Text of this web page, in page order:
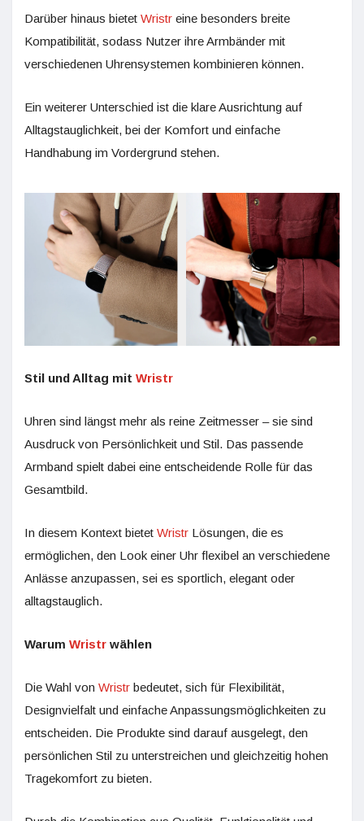
Darüber hinaus bietet Wristr eine besonders breite
Kompatibilität, sodass Nutzer ihre Armbänder mit
verschiedenen Uhrensystemen kombinieren können.
Ein weiterer Unterschied ist die klare Ausrichtung auf
Alltagstauglichkeit, bei der Komfort und einfache
Handhabung im Vordergrund stehen.
Stil und Alltag mit Wristr
Uhren sind längst mehr als reine Zeitmesser – sie sind
Ausdruck von Persönlichkeit und Stil. Das passende
Armband spielt dabei eine entscheidende Rolle für das
Gesamtbild.
In diesem Kontext bietet Wristr Lösungen, die es
ermöglichen, den Look einer Uhr flexibel an verschiedene
Anlässe anzupassen, sei es sportlich, elegant oder
alltagstauglich.
Warum Wristr wählen
Die Wahl von Wristr bedeutet, sich für Flexibilität,
Designvielfalt und einfache Anpassungsmöglichkeiten zu
entscheiden. Die Produkte sind darauf ausgelegt, den
persönlichen Stil zu unterstreichen und gleichzeitig hohen
Tragekomfort zu bieten.